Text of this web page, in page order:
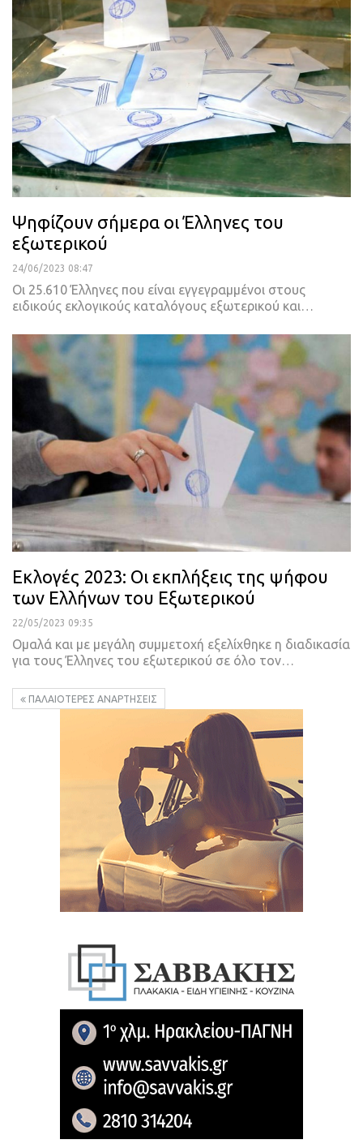
Ψηφίζουν σήμερα οι Έλληνες του
εξωτερικού
24/06/2023 08:47
Οι 25.610 Έλληνες που είναι εγγεγραμμένοι στους
ειδικούς εκλογικούς καταλόγους εξωτερικού και…
Εκλογές 2023: Οι εκπλήξεις της ψήφου
των Ελλήνων του Εξωτερικού
22/05/2023 09:35
Ομαλά και με μεγάλη συμμετοχή εξελίχθηκε η διαδικασία
για τους Έλληνες του εξωτερικού σε όλο τον
ΠΑΛΑΙΌΤΕΡΕΣ ΑΝΑΡΤΉΣΕΙΣ